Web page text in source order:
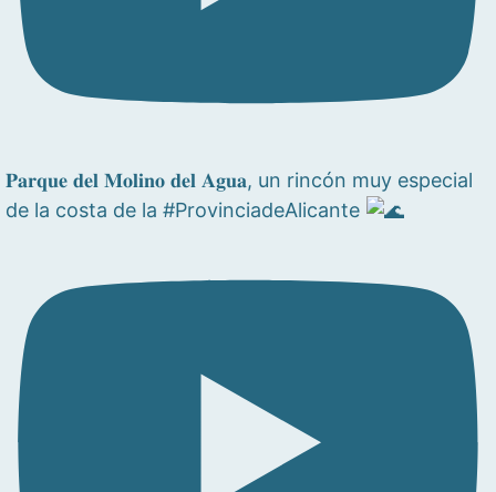
𝐏𝐚𝐫𝐪𝐮𝐞 𝐝𝐞𝐥 𝐌𝐨𝐥𝐢𝐧𝐨 𝐝𝐞𝐥 𝐀𝐠𝐮𝐚, un rincón muy especial
de la costa de la #ProvinciadeAlicante